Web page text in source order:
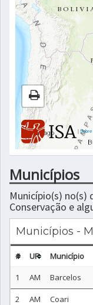
|Sobre
Municípios
Município(s) no(s)
Conservação e
Municípios -
# UF Município
1
AM Barcelos
2 AM Coari